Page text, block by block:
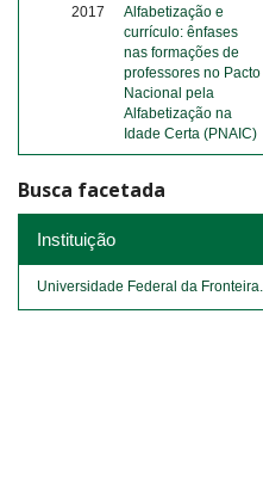
2017
Alfabetização e
currículo: ênfases
nas formações de
professores no Pacto
Nacional pela
Alfabetização na
Idade Certa (PNAIC)
Busca facetada
Instituição
Universidade Federal da Fronteira...